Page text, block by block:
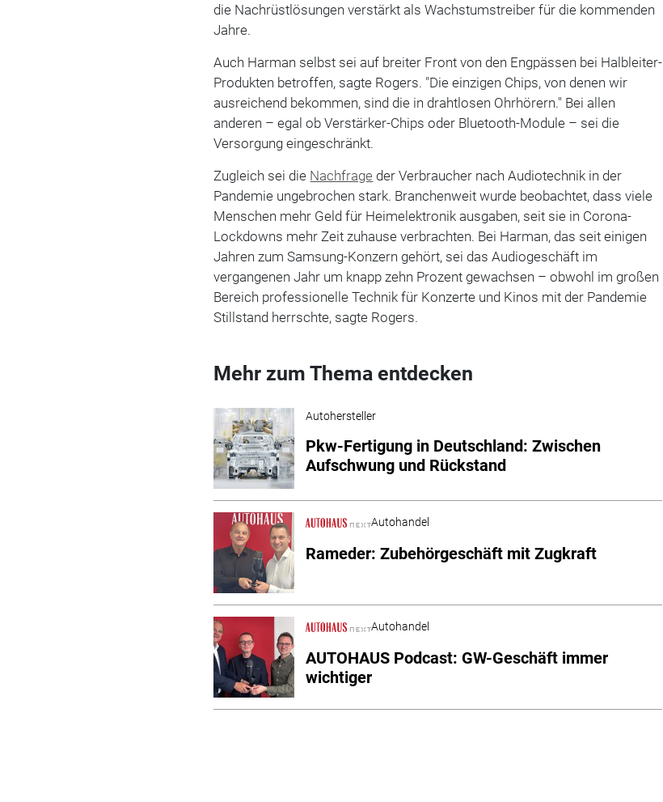
die Nachrüstlösungen verstärkt als Wachstumstreiber für die kommenden
Jahre.
Auch Harman selbst sei auf breiter Front von den Engpässen bei Halbleiter-
Produkten betroffen, sagte Rogers. "Die einzigen Chips, von denen wir
ausreichend bekommen, sind die in drahtlosen Ohrhörern." Bei allen
anderen – egal ob Verstärker-Chips oder Bluetooth-Module – sei die
Versorgung eingeschränkt.
Zugleich sei die Nachfrage der Verbraucher nach Audiotechnik in der
Pandemie ungebrochen stark. Branchenweit wurde beobachtet, dass viele
Menschen mehr Geld für Heimelektronik ausgaben, seit sie in Corona-
Lockdowns mehr Zeit zuhause verbrachten. Bei Harman, das seit einigen
Jahren zum Samsung-Konzern gehört, sei das Audiogeschäft im
vergangenen Jahr um knapp zehn Prozent gewachsen – obwohl im großen
Bereich professionelle Technik für Konzerte und Kinos mit der Pandemie
Stillstand herrschte, sagte Rogers.
Mehr zum Thema entdecken
Autohersteller
Pkw-Fertigung in Deutschland: Zwischen
Aufschwung und Rückstand
Autohandel
Rameder: Zubehörgeschäft mit Zugkraft
Autohandel
AUTOHAUS Podcast: GW-Geschäft immer
wichtiger